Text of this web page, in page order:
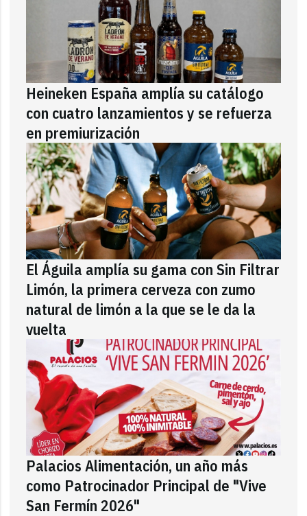
Heineken España amplía su catálogo
con cuatro lanzamientos y se refuerza
en premiurización
El Águila amplía su gama con Sin Filtrar
Limón, la primera cerveza con zumo
natural de limón a la que se le da la
vuelta
Palacios Alimentación, un año más
como Patrocinador Principal de "Vive
San Fermín 2026"